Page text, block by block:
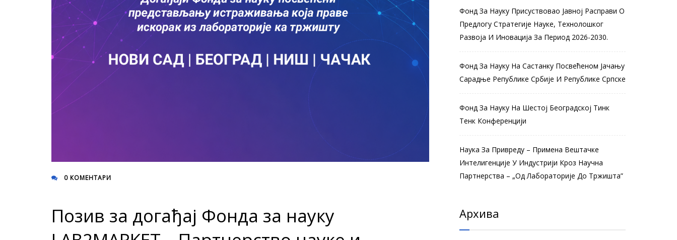
0 КОМЕНТАРИ
Позив за догађај Фонда за науку
Фонд За Науку Присуствовао Јавној Расправи О
Предлогу Стратегије Науке, Технолошког
Развоја И Иновација За Период 2026-2030.
Фонд За Науку На Састанку Посвећеном Јачању
Сарадње Републике Србије И Републике Српске
Фонд За Науку На Шестој Београдској Тинк
Тенк Конференцији
Наука За Привреду – Примена Вештачке
Интелигенције У Индустрији Кроз Научна
Партнерства – „Од Лабораторије До Тржишта”
Архива